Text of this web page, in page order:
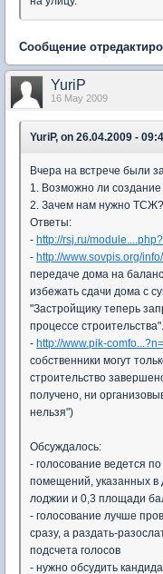
Сообщение
YuriP
16 May 2009
YuriP, on 26.04.2009 -
Вчера на встрече были
1. Возможно ли
2. Зачем нам нужно ТСЖ?
Ответы:
- http://rsj.ru/
- http://www.sovpis.org/
передаче дома на
избежать сдачи дома с
"Застройщику теперь
процессе
- http://www.pik-
собственники могут
строительство
получено, ни
нельзя")
Обсуждалось:
- голосование ведется
помещений, указанных в
лоджии и 0,3 площади
- голосование лучше
сразу, а раздать-
подсчета голосов
- нужно обсудить